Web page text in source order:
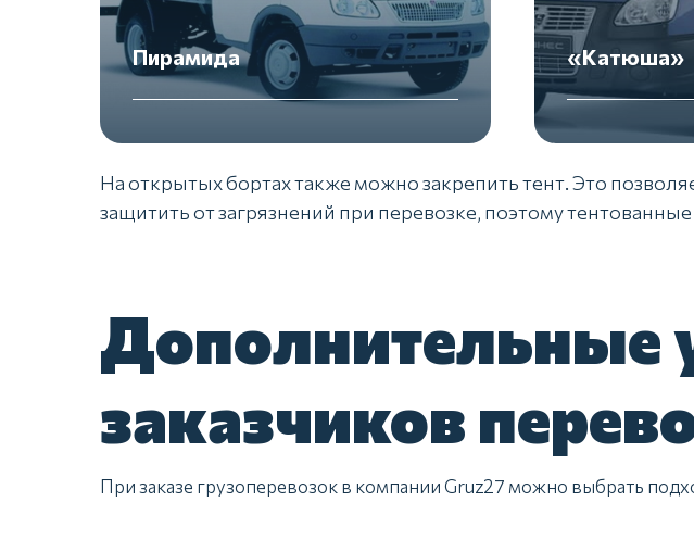
Пирамида «Катюша»
На открытых бортах также можно закрепить тент. Это
защитить от загрязнений при перевозке, поэтому
Дополнительные
заказчиков
При заказе грузоперевозок в компании Gruz27 можно выбрать